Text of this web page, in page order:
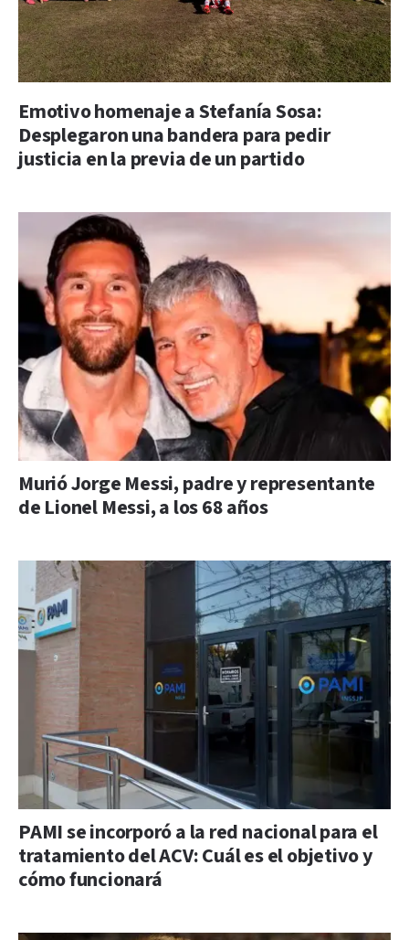
Emotivo homenaje a Stefanía Sosa:
Desplegaron una bandera para pedir
justicia en la previa de un partido
Murió Jorge Messi, padre y representante
de Lionel Messi, a los 68 años
PAMI se incorporó a la red nacional para el
tratamiento del ACV: Cuál es el objetivo y
cómo funcionará